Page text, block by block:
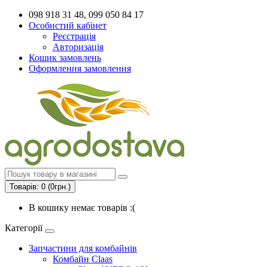
098 918 31 48, 099 050 84 17
Особистий кабінет
Реєстрація
Авторизація
Кошик замовлень
Оформлення замовлення
Товарів: 0 (0грн.)
В кошику немає товарів :(
Категорії
Запчастини для комбайнів
Комбайн Claas